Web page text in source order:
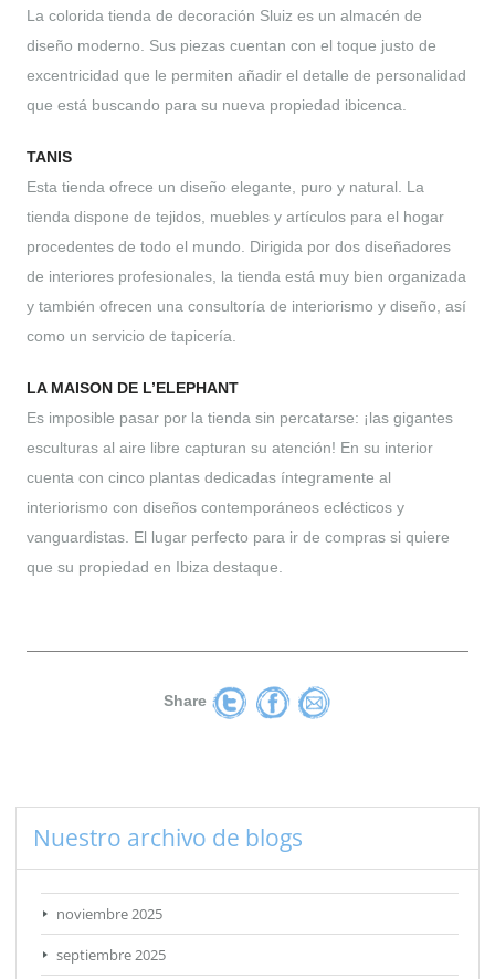
La colorida tienda de decoración Sluiz es un almacén de
diseño moderno. Sus piezas cuentan con el toque justo de
excentricidad que le permiten añadir el detalle de personalidad
que está buscando para su nueva propiedad ibicenca.
TANIS
Esta tienda ofrece un diseño elegante, puro y natural. La
tienda dispone de tejidos, muebles y artículos para el hogar
procedentes de todo el mundo. Dirigida por dos diseñadores
de interiores profesionales, la tienda está muy bien organizada
y también ofrecen una consultoría de interiorismo y diseño, así
como un servicio de tapicería.
LA MAISON DE L’ELEPHANT
Es imposible pasar por la tienda sin percatarse: ¡las gigantes
esculturas al aire libre capturan su atención! En su interior
cuenta con cinco plantas dedicadas íntegramente al
interiorismo con diseños contemporáneos eclécticos y
vanguardistas. El lugar perfecto para ir de compras si quiere
que su propiedad en Ibiza destaque.
Share
Nuestro archivo de blogs
noviembre 2025
septiembre 2025